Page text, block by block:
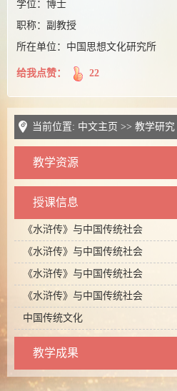
学位：博士
职称：副教授
所在单位：中国思想文化研究所
给我点赞： 22
当前位置: 中文主页 >> 教学研究
教学资源
授课信息
《水浒传》与中国传统社会
《水浒传》与中国传统社会
《水浒传》与中国传统社会
《水浒传》与中国传统社会
中国传统文化
教学成果